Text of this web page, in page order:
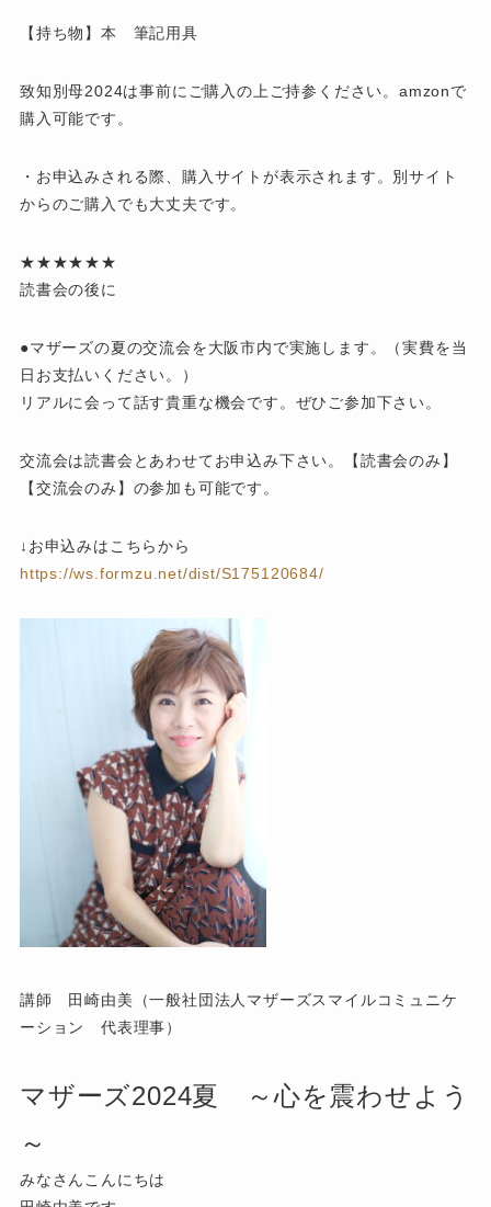
【持ち物】本 筆記用具
致知別母2024は事前にご購入の上ご持参ください。amzonで
購入可能です。
・お申込みされる際、購入サイトが表示されます。別サイト
からのご購入でも大丈夫です。
★★★★★★
読書会の後に
●マザーズの夏の交流会を大阪市内で実施します。（実費を当
日お支払いください。）
リアルに会って話す貴重な機会です。ぜひご参加下さい。
交流会は読書会とあわせてお申込み下さい。【読書会のみ】
【交流会のみ】の参加も可能です。
↓お申込みはこちらから
https://ws.formzu.net/dist/S175120684/
講師 田崎由美（一般社団法人マザーズスマイルコミュニケ
ーション 代表理事）
マザーズ2024夏 ～心を震わせよう
～
みなさんこんにちは